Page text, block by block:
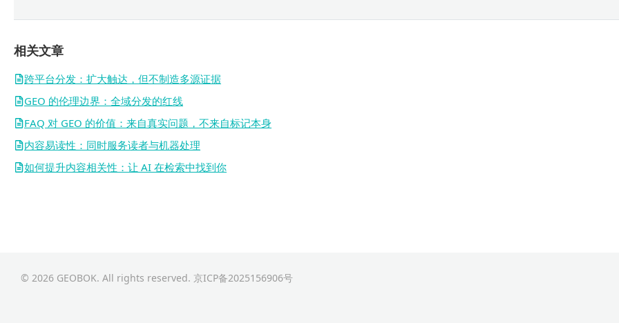
相关文章
跨平台分发：扩大触达，但不制造多源证据
GEO 的伦理边界：全域分发的红线
FAQ 对 GEO 的价值：来自真实问题，不来自标记本身
内容易读性：同时服务读者与机器处理
如何提升内容相关性：让 AI 在检索中找到你
© 2026 GEOBOK. All rights reserved. 京ICP备2025156906号